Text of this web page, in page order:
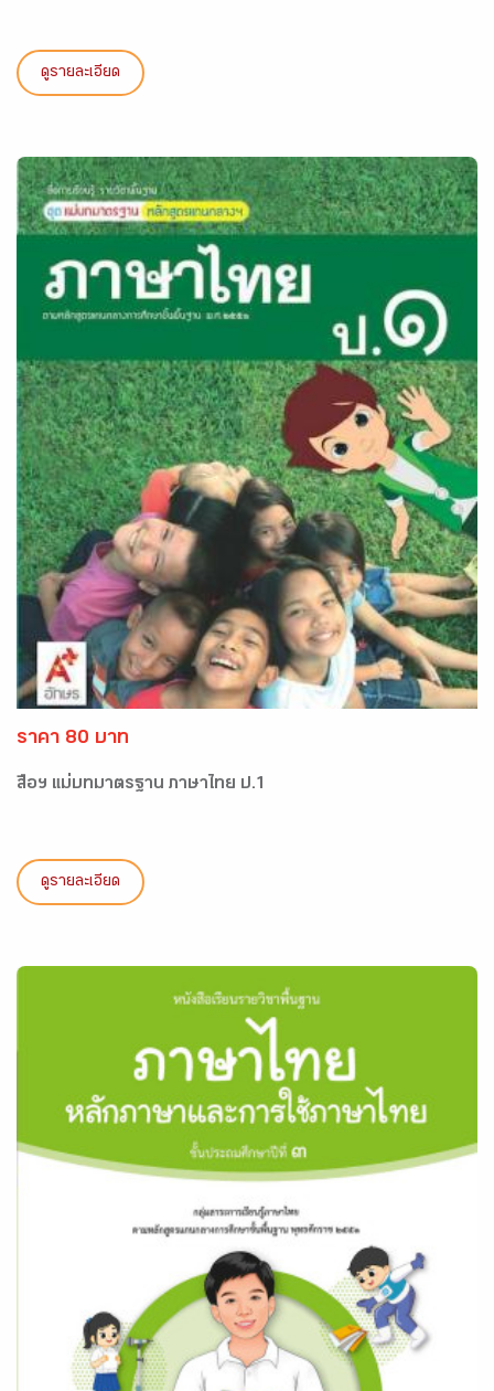
ดูรายละเอียด
ราคา 80 บาท
สื่อฯ แม่บทมาตรฐาน ภาษาไทย ป.1
ดูรายละเอียด